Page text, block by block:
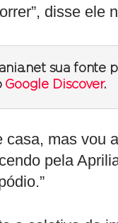
disse ele
sua
Google Discover.
casa, mas vou
pela